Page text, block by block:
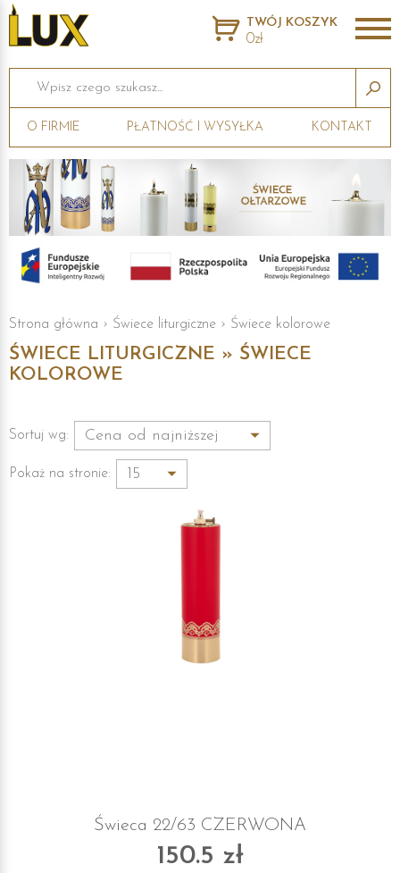
TWÓJ KOSZYK
0zł
Wpisz czego szukasz...
O FIRMIE PŁATNOŚĆ I WYSYŁKA KONTAKT
Strona główna › Świece liturgiczne › Świece kolorowe
ŚWIECE LITURGICZNE » ŚWIECE
KOLOROWE
Sortuj wg:
Pokaż na stronie:
Świeca 22/63 CZERWONA
150.5 zł